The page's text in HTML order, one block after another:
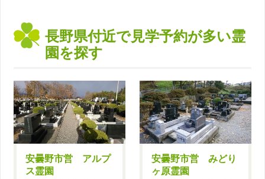
長野県付近で見学予約が多い霊
園を探す
安曇野市営 アルプ
ス霊園
安曇野市営 みどり
ヶ原霊園